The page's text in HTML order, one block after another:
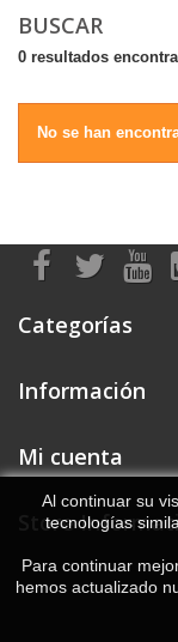
BUSCAR
0 resultados
No se han
Categorías
Información
Mi cuenta
Store
Al continuar su
tecnologías
Para continuar
hemos actualizado